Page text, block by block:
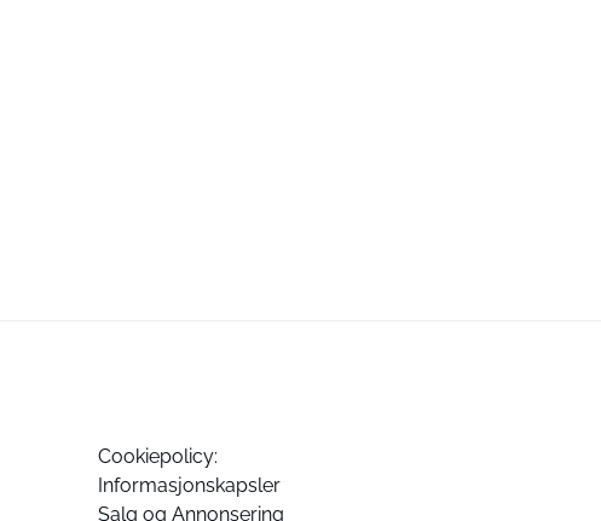
Cookiepolicy:
Informasjonskapsler
Salg og Annonsering